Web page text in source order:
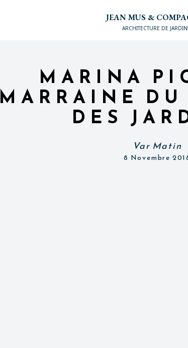
JEAN MUS &
ARCHITECTURE DE
MARINA
MARRAINE
DES
Var Matin
8 Novembre